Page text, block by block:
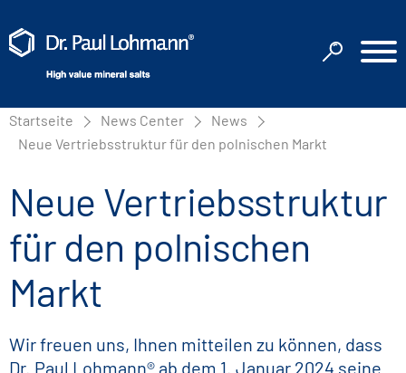
Startseite News Center
News
Neue Vertriebsstruktur für den polnischen Markt
Neue Vertriebsstruktur
für den polnischen
Markt
Wir freuen uns, Ihnen mitteilen zu können, dass
Dr. Paul Lohmann® ab dem 1. Januar 2024 seine